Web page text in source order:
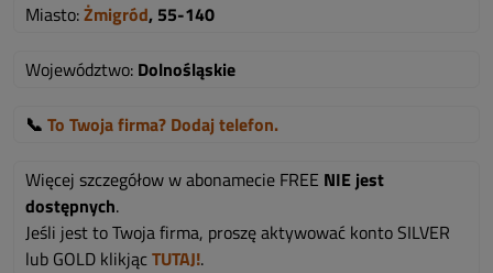
Miasto:Żmigród, 55-140
Województwo: Dolnośląskie
📞 To Twoja firma? Dodaj telefon.
Więcej szczegółow w abonamecie FREE NIE jest
dostępnych.
Jeśli jest to Twoja firma, proszę aktywować konto SILVER
lub GOLD klikjącTUTAJ!.